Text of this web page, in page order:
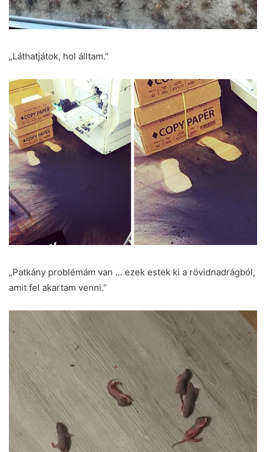
„Láthatjátok, hol álltam.”
„Patkány problémám van … ezek estek ki a rövidnadrágból,
amit fel akartam venni.”